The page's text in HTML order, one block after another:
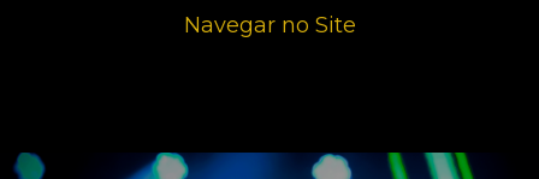
Navegar no Site